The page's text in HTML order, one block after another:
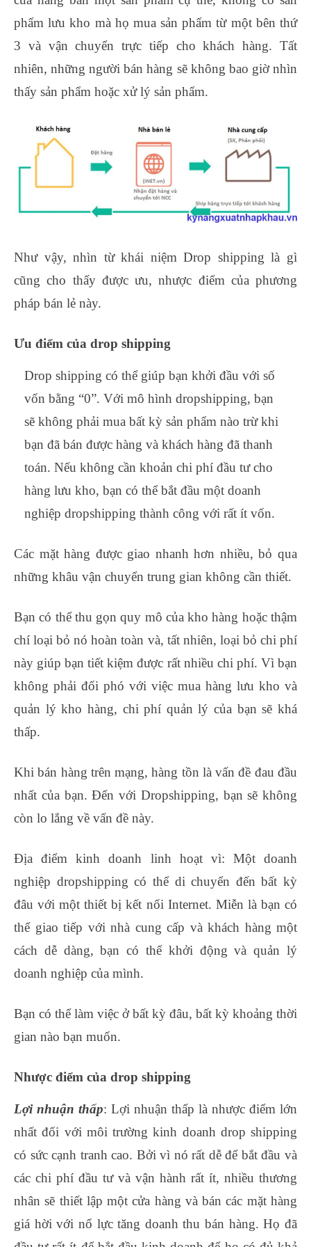
phẩm lưu kho mà họ mua sản phẩm từ một bên thứ
3 và vận chuyển trực tiếp cho khách hàng. Tất
nhiên, những người bán hàng sẽ không bao giờ nhìn
thấy sản phẩm hoặc xử lý sản phẩm.
Như vậy, nhìn từ khái niệm Drop shipping là gì
cũng cho thấy được ưu, nhược điểm của phương
pháp bán lẻ này.
Ưu điểm của drop shipping
Drop shipping có thể giúp bạn khởi đầu với số
vốn bằng “0”. Với mô hình dropshipping, bạn
sẽ không phải mua bất kỳ sản phẩm nào trừ khi
bạn đã bán được hàng và khách hàng đã thanh
toán. Nếu không cần khoản chi phí đầu tư cho
hàng lưu kho, bạn có thể bắt đầu một doanh
nghiệp dropshipping thành công với rất ít vốn.
Các mặt hàng được giao nhanh hơn nhiều, bỏ qua
những khâu vận chuyển trung gian không cần thiết.
Bạn có thể thu gọn quy mô của kho hàng hoặc thậm
chí loại bỏ nó hoàn toàn và, tất nhiên, loại bỏ chi phí
này giúp bạn tiết kiệm được rất nhiều chi phí. Vì bạn
không phải đối phó với việc mua hàng lưu kho và
quản lý kho hàng, chi phí quản lý của bạn sẽ khá
thấp.
Khi bán hàng trên mạng, hàng tồn là vấn đề đau đầu
nhất của bạn. Đến với Dropshipping, bạn sẽ không
còn lo lắng về vấn đề này.
Địa điểm kinh doanh linh hoạt vì: Một doanh
nghiệp dropshipping có thể di chuyển đến bất kỳ
đâu với một thiết bị kết nối Internet. Miễn là bạn có
thể giao tiếp với nhà cung cấp và khách hàng một
cách dễ dàng, bạn có thể khởi động và quản lý
doanh nghiệp của mình.
Bạn có thể làm việc ở bất kỳ đâu, bất kỳ khoảng thời
gian nào bạn muốn.
Nhược điểm của drop shipping
Lợi nhuận thấp: Lợi nhuận thấp là nhược điểm lớn
nhất đối với môi trường kinh doanh drop shipping
có sức cạnh tranh cao. Bởi vì nó rất dễ để bắt đầu và
các chi phí đầu tư và vận hành rất ít, nhiều thương
nhân sẽ thiết lập một cửa hàng và bán các mặt hàng
giá hời với nổ lực tăng doanh thu bán hàng. Họ đã